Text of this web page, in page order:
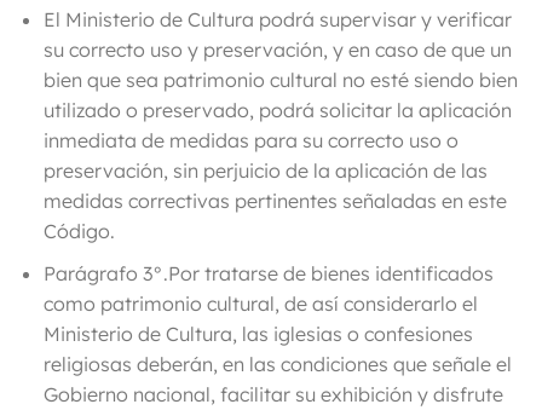
El Ministerio de Cultura podrá supervisar y verificar
su correcto uso y preservación, y en caso de que un
bien que sea patrimonio cultural no esté siendo bien
utilizado o preservado, podrá solicitar la aplicación
inmediata de medidas para su correcto uso o
preservación, sin perjuicio de la aplicación de las
medidas correctivas pertinentes señaladas en este
Código.
Parágrafo 3°.Por tratarse de bienes identificados
como patrimonio cultural, de así considerarlo el
Ministerio de Cultura, las iglesias o confesiones
religiosas deberán, en las condiciones que señale el
Gobierno nacional, facilitar su exhibición y disfrute